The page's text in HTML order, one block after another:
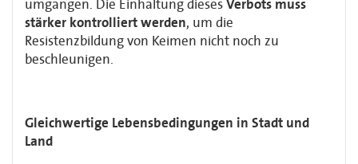
umgangen. Die Einhaltung diesesVerbots muss
stärker kontrolliert werden, um die
Resistenzbildung von Keimen nicht noch zu
beschleunigen.
Gleichwertige Lebensbedingungen in Stadt und
Land